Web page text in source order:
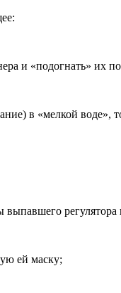
и «подогнать» их по
в «мелкой воде»,
регулятора
ей маску;